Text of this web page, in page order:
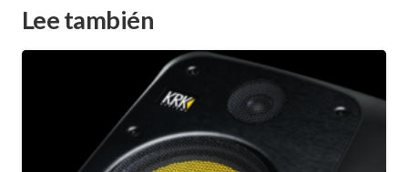
Lee también